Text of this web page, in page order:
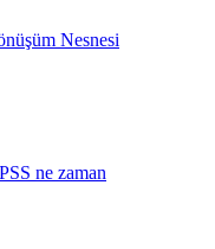
Nesnesi
ne zaman